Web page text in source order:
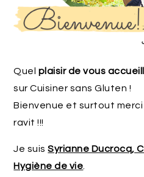
Quel plaisir de vous
sur Cuisiner sans Gluten !
Bienvenue et surtout
ravit !!!
Je suisSyrianne Ducrocq,
Hygiène de vie